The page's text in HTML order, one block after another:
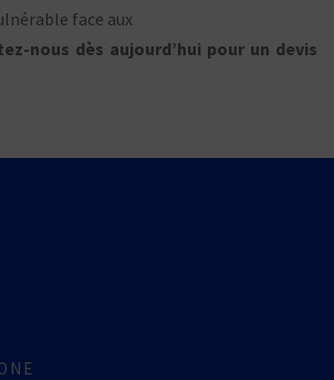
face aux
nous dès aujourd’hui pour un devis